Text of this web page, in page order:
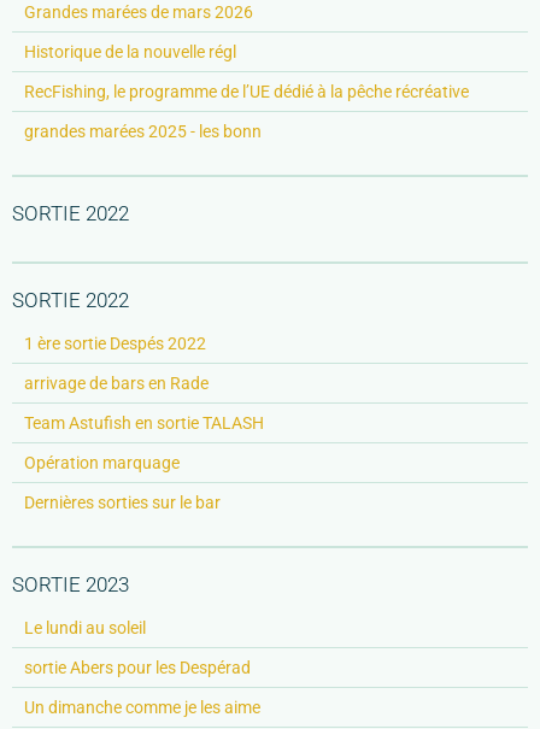
Grandes marées de mars 2026
Historique de la nouvelle régl
RecFishing, le programme de l’UE dédié à la pêche récréative
grandes marées 2025 - les bonn
SORTIE 2022
SORTIE 2022
1 ère sortie Despés 2022
arrivage de bars en Rade
Team Astufish en sortie TALASH
Opération marquage
Dernières sorties sur le bar
SORTIE 2023
Le lundi au soleil
sortie Abers pour les Despérad
Un dimanche comme je les aime